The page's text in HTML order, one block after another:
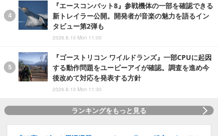
『エースコンバット8』参戦機体の一部を確認できる
新トレイラー公開。開発者が音楽の魅力を語るイン
タビュー第2弾も
2026.8.10 Mon 11:00
『ゴーストリコン ワイルドランズ』一部CPUに起因
する動作問題をユービーアイが確認。調査を進め今
後改めて対応を発表する方針
2026.8.10 Mon 11:30
ランキングをもっと見る